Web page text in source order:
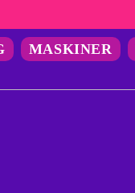
MASKINER